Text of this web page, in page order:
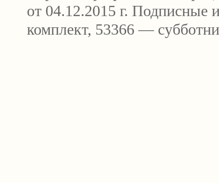
от 04.12.2015 г.
комплект, 53366 —